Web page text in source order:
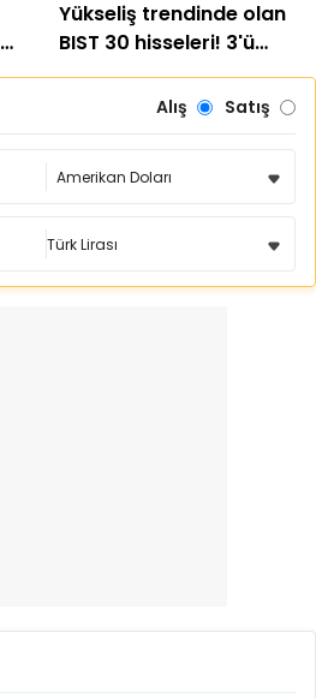
Yükseliş trendinde olan
BIST 30 hisseleri! 3'ü
yüzde 100'ü aştı
Alış Satış